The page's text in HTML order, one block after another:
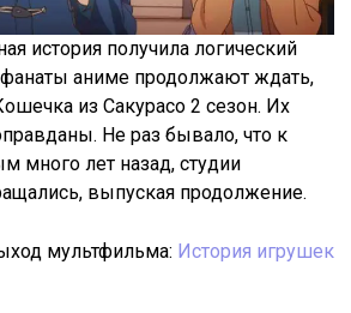
история получила логический
аниме продолжают ждать,
из Сакурасо 2 сезон. Их
Не раз бывало, что к
много лет назад, студии
выпуская продолжение.
мультфильма: История игрушек